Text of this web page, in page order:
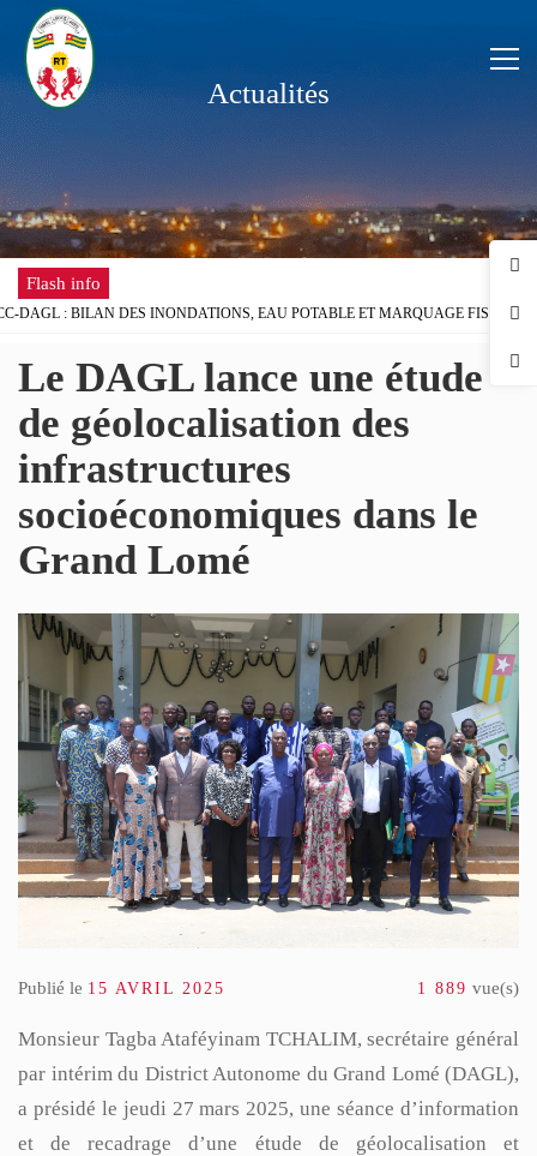
Actualités
Flash info
DAGL : BILAN DES INONDATIONS, EAU POTABLE ET MARQUAGE FISCAL
DÉSORMAIS D'UNE ANTENNE RÉGIONALE DE LA CHAMBRE DE
D’INONDATIONS DANS LE GRAND LOMÉ : L’ENTRÉE EN SCÈNE DU
DU DISTRICT AUTONOME DU GRAND LOMÉ A TENU SA 2ÈME
D’INONDATION DANS LE GRAND LOMÉ : VERS UNE SYNERGIE
DAGL A PRIS PART AU LANCEMENT DE LA CAMPAGNE DE VACCINATION
PROPRE » : LE DAGL SUPPRIME UN DÉPOTOIR SAUVAGE DANS LA
PEUL III : DES ÉQUIPEMENTS SPORTIFS OFFERTS AUX COMMUNES DU
Le DAGL lance une étude
de géolocalisation des
infrastructures
socioéconomiques dans le
Grand Lomé
Publié le 15 AVRIL 2025 1 889 vue(s)
Monsieur Tagba Ataféyinam TCHALIM, secrétaire général
par intérim du District Autonome du Grand Lomé (DAGL),
a présidé le jeudi 27 mars 2025, une séance d’information
et de recadrage d’une étude de géolocalisation et